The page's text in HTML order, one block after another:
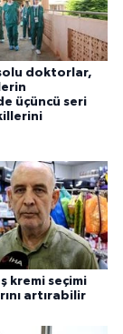
doktorlar,
üçüncü seri
kremi seçimi
artırabilir